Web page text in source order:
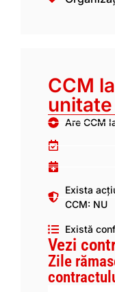
CCM
unitate
Are CCM
Exista
CCM: NU
Există
Vezi
Zile